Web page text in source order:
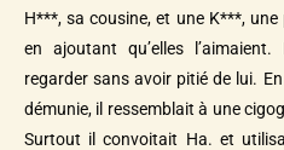
H***, sa cousine, et une K***,
en ajoutant qu’elles
regarder sans avoir pitié de lui.
démunie, il ressemblait à une
Surtout il convoitait Ha. et